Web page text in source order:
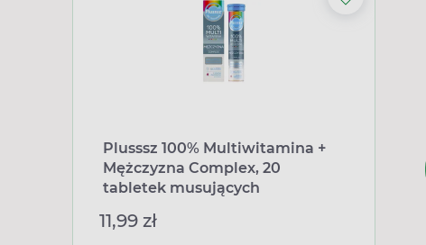
Plusssz 100% Multiwitamina +
Mężczyzna Complex, 20
tabletek musujących
11,99 zł